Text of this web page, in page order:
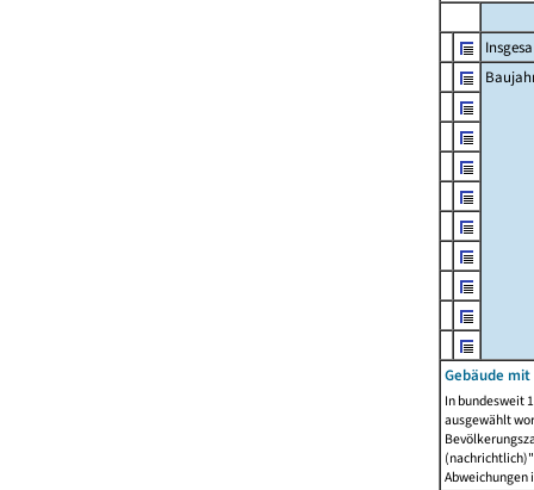
Gebäude mit
In bundesweit
ausgewählt
Abweichungen